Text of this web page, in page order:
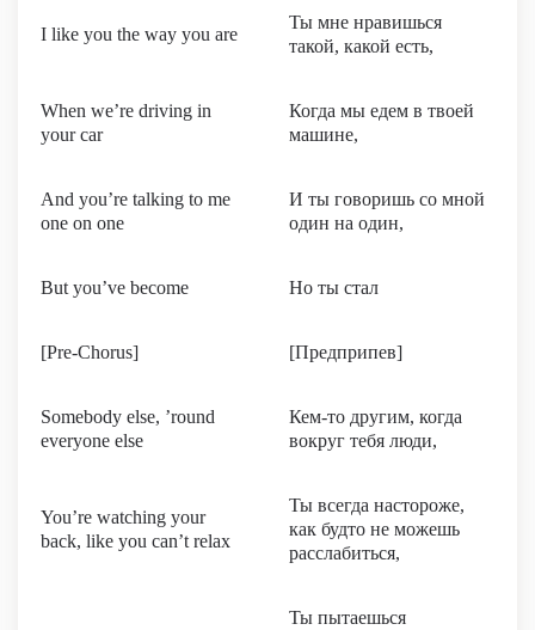
I like you the way you are
Ты мне нравишься
такой, какой есть,
When we’re driving in
your car
Когда мы едем в твоей
машине,
And you’re talking to me
one on one
И ты говоришь со мной
один на один,
But you’ve become Но ты стал
[Pre-Chorus] [Предприпев]
Somebody else, ’round
everyone else
Кем-то другим, когда
вокруг тебя люди,
You’re watching your
back, like you can’t relax
Ты всегда настороже,
как будто не можешь
расслабиться,
Ты пытаешься